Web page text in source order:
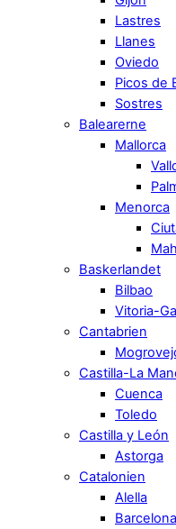
Lastres
Llanes
Oviedo
Picos de
Sostres
Balearerne
Mallorca
Menorca
Baskerlandet
Bilbao
Vitoria-
Cantabrien
Castilla-La
Cuenca
Toledo
Castilla y León
Astorga
Catalonien
Alella
Barcelona